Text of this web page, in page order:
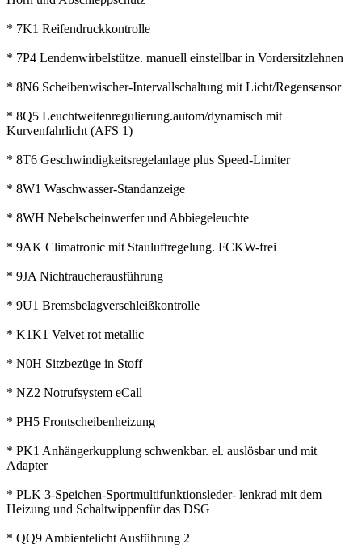
* 7K1 Reifendruckkontrolle
* 7P4 Lendenwirbelstütze. manuell einstellbar in Vordersitzlehnen
* 8N6 Scheibenwischer-Intervallschaltung mit Licht/Regensensor
* 8Q5 Leuchtweitenregulierung.autom/dynamisch mit
Kurvenfahrlicht (AFS 1)
* 8T6 Geschwindigkeitsregelanlage plus Speed-Limiter
* 8W1 Waschwasser-Standanzeige
* 8WH Nebelscheinwerfer und Abbiegeleuchte
* 9AK Climatronic mit Stauluftregelung. FCKW-frei
* 9JA Nichtraucherausführung
* 9U1 Bremsbelagverschleißkontrolle
* K1K1 Velvet rot metallic
* N0H Sitzbezüge in Stoff
* NZ2 Notrufsystem eCall
* PH5 Frontscheibenheizung
* PK1 Anhängerkupplung schwenkbar. el. auslösbar und mit
Adapter
* PLK 3-Speichen-Sportmultifunktionsleder- lenkrad mit dem
Heizung und Schaltwippenfür das DSG
* QQ9 Ambientelicht Ausführung 2